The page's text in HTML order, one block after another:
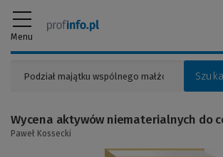
Menu
Wycena aktywów niematerialnych do
Paweł Kossecki